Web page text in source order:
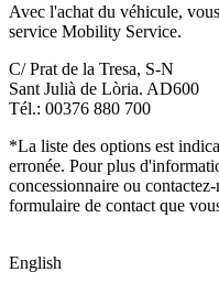
Avec l'achat du véhicule,
service Mobility Service.
C/ Prat de la Tresa, S-N
Sant Julià de Lòria. AD600
Tél.: 00376 880 700
*La liste des options est
erronée. Pour plus
concessionnaire ou
formulaire de contact que
English